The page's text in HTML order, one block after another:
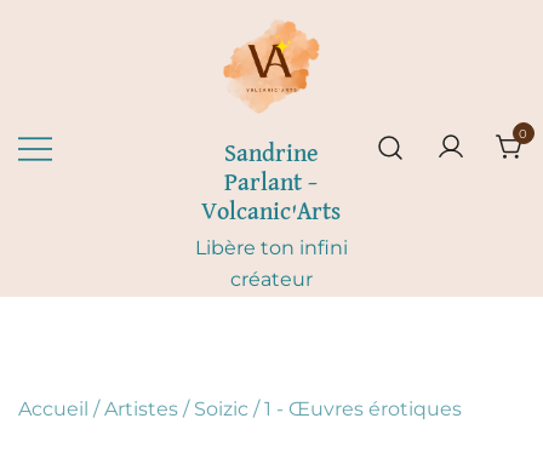
Sandrine
Parlant –
Volcanic'Arts
Libère ton infini
créateur
0
Accueil /Artistes / Soizic / 1 - Œuvres érotiques